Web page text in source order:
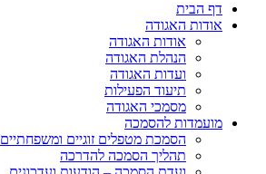
דף הבית
אודות האגודה
אודות האגודה
הנהלת האגודה
ועדות האגודה
תיעוד הפעילות
מסמכי האגודה
מועמדות להסמכה
הסמכת מטפלים זוגיים ומשפחתיים
תהליך הסמכה להדרכה